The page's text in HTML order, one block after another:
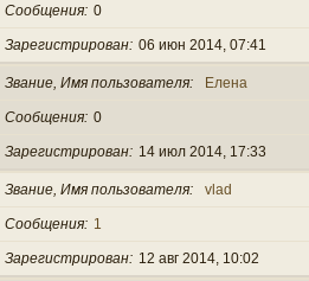
Сообщения 0
Зарегистрирован 06 июн 2014, 07:41
Звание, Имя пользователя Елена
Сообщения 0
Зарегистрирован 14 июл 2014, 17:33
Звание, Имя пользователя vlad
Сообщения 1
Зарегистрирован 12 авг 2014, 10:02